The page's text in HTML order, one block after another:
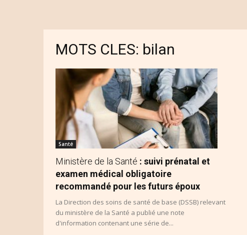
MOTS CLES: bilan
Santé
Ministère de la Santé : suivi prénatal et
examen médical obligatoire
recommandé pour les futurs époux
La Direction des soins de santé de base (DSSB) relevant
du ministère de la Santé a publié une note
d'information contenant une série de...